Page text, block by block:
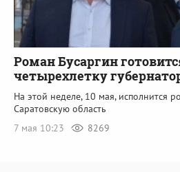
Роман Бусаргин
четырехлетку
На этой неделе, 10 мая, исполнится
Саратовскую область
7 мая 10:23
8269